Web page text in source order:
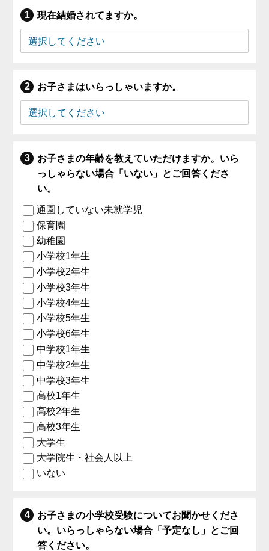
現在結婚されてますか。
お子さまはいらっしゃいますか。
お子さまの年齢を教えていただけますか。いら
っしゃらない場合「いない」とご回答くださ
い。
通園していない未就学児
保育園
幼稚園
小学校1年生
小学校2年生
小学校3年生
小学校4年生
小学校5年生
小学校6年生
中学校1年生
中学校2年生
中学校3年生
高校1年生
高校2年生
高校3年生
大学生
大学院生・社会人以上
いない
お子さまの小学校受験についてお聞かせくださ
い。いらっしゃらない場合「予定なし」とご回
答ください。